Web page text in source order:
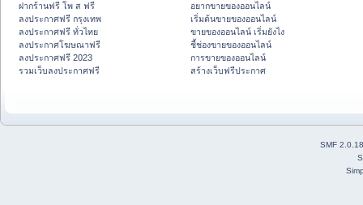
ฝากร้านฟรี โพ ส ฟรี
ลงประกาศฟรี กรุงเทพ
ลงประกาศฟรี ทั่วไทย
ลงประกาศโฆษณาฟรี
ลงประกาศฟรี 2023
รวมเว็บลงประกาศฟรี
อยากขายของออนไลน์
เริ่มต้นขายของออนไลน์
ขายของออนไลน์ เริ่มยังไง
ชี้ช่องขายของออนไลน์
การขายของออนไลน์
สร้างเว็บฟรีประกาศ
SMF 2.0.18